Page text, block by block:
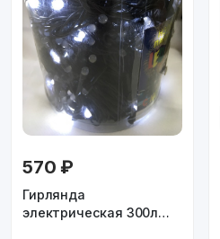
570 ₽
Гирлянда
электрическая 300л